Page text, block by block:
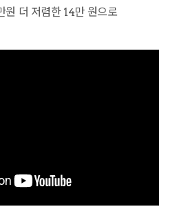
원 더 저렴한 14만 원으로